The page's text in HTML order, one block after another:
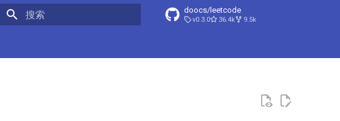
doocs/leetcode
v0.3.0 36.4k 9.5k